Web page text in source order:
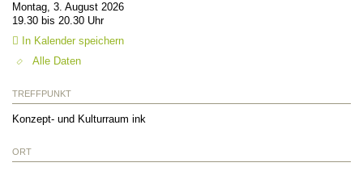
Montag, 3. August 2026
19.30 bis 20.30 Uhr
In Kalender speichern
Alle Daten
TREFFPUNKT
Konzept- und Kulturraum ink
ORT